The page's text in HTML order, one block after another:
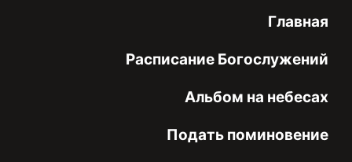
Главная
Расписание Богослужений
Альбом на небесах
Подать поминовение